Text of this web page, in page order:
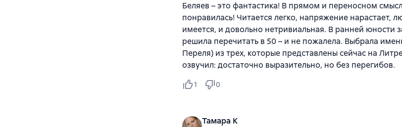
Беляев – это фантастика! В прямом и переносном
понравилась! Читается легко, напряжение нарастает,
имеется, и довольно нетривиальная. В ранней юности
решила перечитать в 50 – и не пожалела. Выбрала
Переля) из трех, которые представлены сейчас на
озвучил: достаточно выразительно, но без перегибов.
1 0
Тамара К